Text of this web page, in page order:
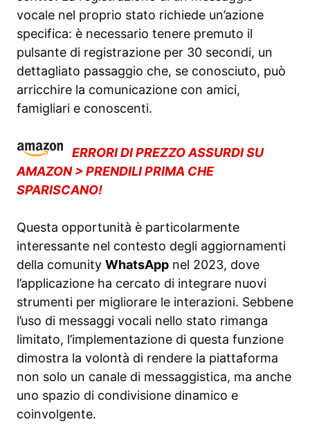
vocale nel proprio stato richiede un’azione
specifica: è necessario tenere premuto il
pulsante di registrazione per 30 secondi, un
dettagliato passaggio che, se conosciuto, può
arricchire la comunicazione con amici,
famigliari e conoscenti.
ERRORI DI PREZZO ASSURDI SU
AMAZON > PRENDILI PRIMA CHE
SPARISCANO!
Questa opportunità è particolarmente
interessante nel contesto degli aggiornamenti
della comunity WhatsApp nel 2023, dove
l’applicazione ha cercato di integrare nuovi
strumenti per migliorare le interazioni. Sebbene
l’uso di messaggi vocali nello stato rimanga
limitato, l’implementazione di questa funzione
dimostra la volontà di rendere la piattaforma
non solo un canale di messaggistica, ma anche
uno spazio di condivisione dinamico e
coinvolgente.